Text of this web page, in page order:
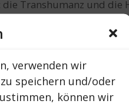
verwenden wir
speichern und/oder
können wir
Transhumanz und die
verbunden.